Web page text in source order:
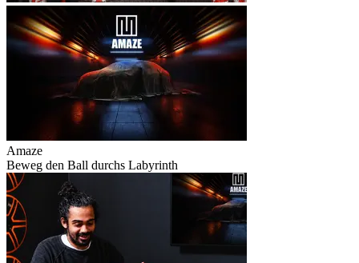
Amaze
Beweg den Ball durchs Labyrinth